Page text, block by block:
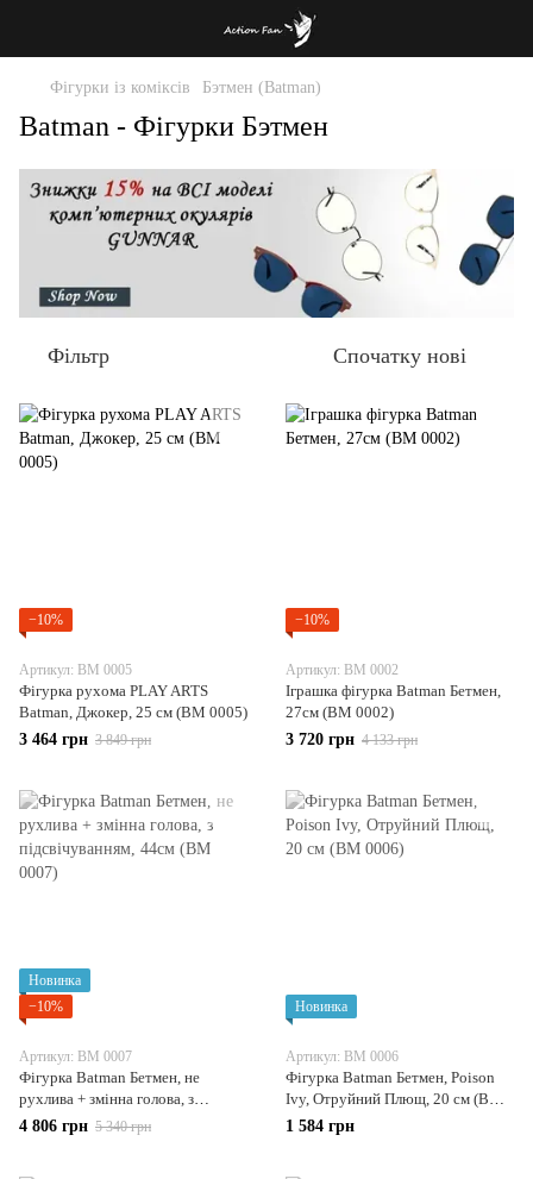
Фігурки із коміксів Бэтмен (Batman)
Batman - Фігурки Бэтмен
Фільтр Спочатку нові
−10%
Артикул: BM 0005
Фігурка рухома PLAY ARTS
Batman, Джокер, 25 см (BM 0005)
3 464 грн 3 849 грн
−10%
Артикул: BM 0002
Іграшка фігурка Batman Бетмен,
27см (BM 0002)
3 720 грн 4 133 грн
Новинка
−10%
Артикул: BM 0007
Фігурка Batman Бетмен, не
рухлива + змінна голова, з
підсвічуванням, 44см (BM 0007)
4 806 грн 5 340 грн
Новинка
Артикул: BM 0006
Фігурка Batman Бетмен, Poison
Ivy, Отруйний Плющ, 20 см (BM
0006)
1 584 грн